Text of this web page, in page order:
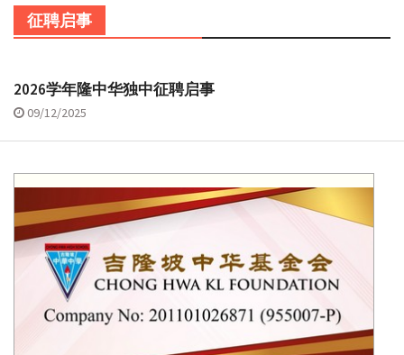
征聘启事
2026学年隆中华独中征聘启事
09/12/2025